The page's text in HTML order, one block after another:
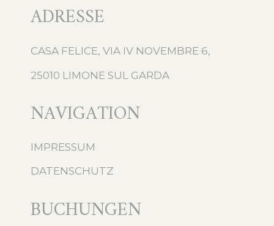
ADRESSE
CASA FELICE, VIA IV NOVEMBRE 6,
25010 LIMONE SUL GARDA
NAVIGATION
IMPRESSUM
DATENSCHUTZ
BUCHUNGEN